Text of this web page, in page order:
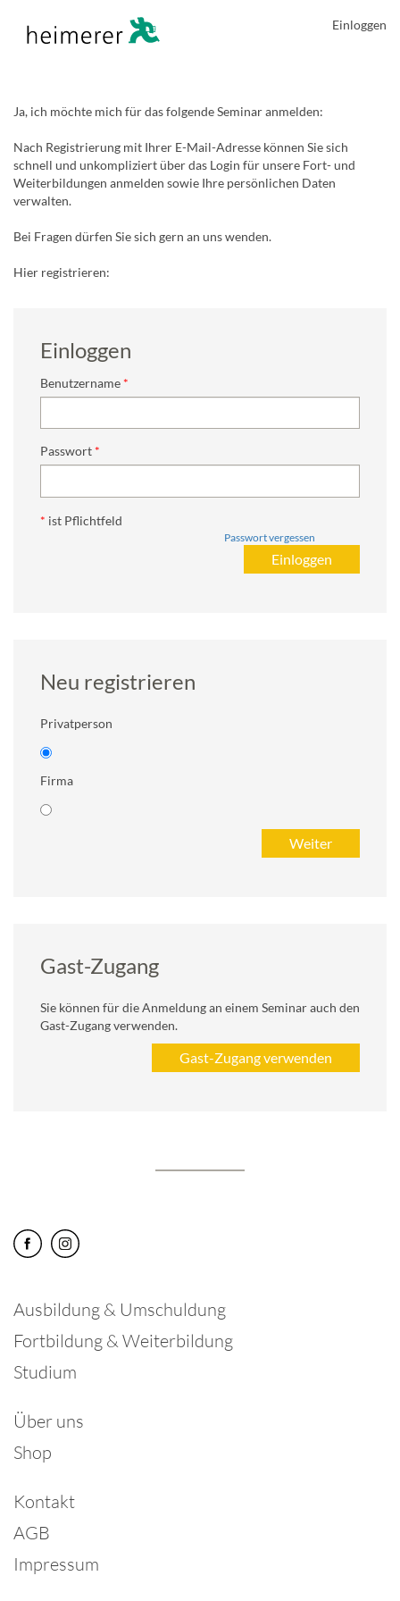
Einloggen
Ja, ich möchte mich für das folgende Seminar anmelden:
Nach Registrierung mit Ihrer E-Mail-Adresse können Sie sich
schnell und unkompliziert über das Login für unsere Fort- und
Weiterbildungen anmelden sowie Ihre persönlichen Daten
verwalten.
Bei Fragen dürfen Sie sich gern an uns wenden.
Hier registrieren:
Einloggen
Benutzername
Passwort
* ist Pflichtfeld
Passwort vergessen
Neu registrieren
Privatperson
Firma
Gast-Zugang
Sie können für die Anmeldung an einem Seminar auch den
Gast-Zugang verwenden.
Ausbildung & Umschuldung
Fortbildung & Weiterbildung
Studium
Über uns
Shop
Kontakt
AGB
Impressum